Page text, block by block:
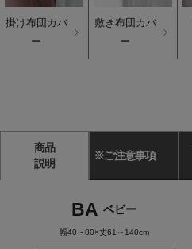
掛け布団カバ
ー
敷き布団カバ
ー
商品
説明
※ご注意事項
BA ベビー
幅40～80×丈61～140cm